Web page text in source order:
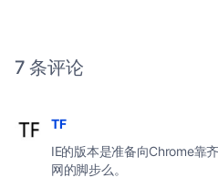
7 条评论
TF
IE的版本是准备向Chrome靠
网的脚步么。